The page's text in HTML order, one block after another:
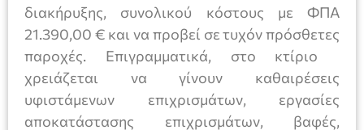
διακήρυξης, συνολικού κόστους με ΦΠΑ
21.390,00 € και να προβεί σε τυχόν πρόσθετες
παροχές. Επιγραμματικά, στο κτίριο
χρειάζεται να γίνουν καθαιρέσεις
υφιστάμενων επιχρισμάτων, εργασίες
αποκατάστασης επιχρισμάτων, βαφές,